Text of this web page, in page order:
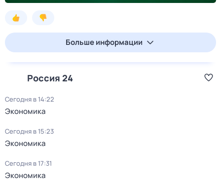
Больше информации
Россия 24
Сегодня в 14:22
Экономика
Сегодня в 15:23
Экономика
Сегодня в 17:31
Экономика